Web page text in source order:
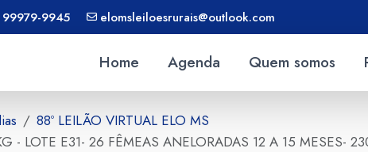
99979-9945 elomsleiloesrurais@outlook.com
Home Agenda Quem somos
88º LEILÃO VIRTUAL ELO MS
- LOTE E31- 26 FÊMEAS ANELORADAS 12 A 15 MESES-